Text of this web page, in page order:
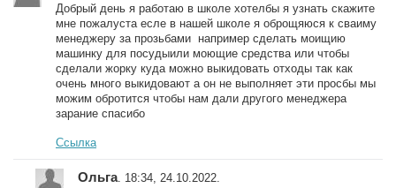
Добрый день я работаю в школе хотелбы я узнать скажите
мне пожалуста есле в нашей школе я оброщяюся к сваиму
менеджеру за прозьбами например сделать моищию
машинку для посудыили моющие средства или чтобы
сделали жорку куда можно выкидовать отходы так как
очень много выкидовают а он не выполняет эти просбы мы
можим обротится чтобы нам дали другого менеджера
зарание спасибо
Ссылка
Ольга. 18:34, 24.10.2022.